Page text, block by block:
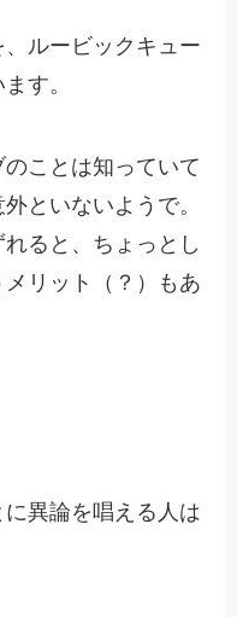
ルービックキュー
す。
ことは知っていて
といないようで。
ると、ちょっとし
リット（？）もあ
異論を唱える人は